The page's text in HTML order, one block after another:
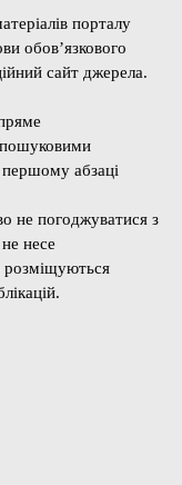
порталу
обов’язкового
сайт джерела.
пошуковими
абзаці
не погоджуватися з
несе
розміщуються